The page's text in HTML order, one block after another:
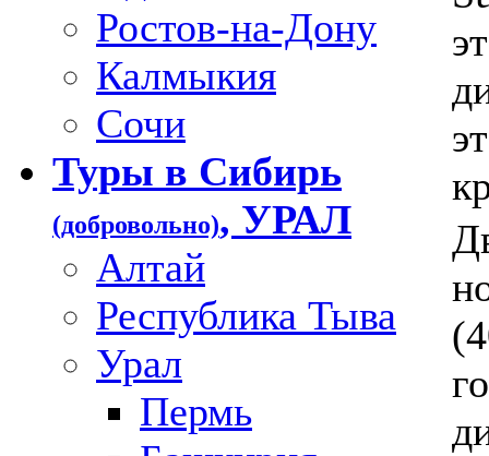
Ростов-на-Дону
Калмыкия
Сочи
Туры в Сибирь
(добровольно), УРАЛ
Алтай
Республика Тыва
Урал
Пермь